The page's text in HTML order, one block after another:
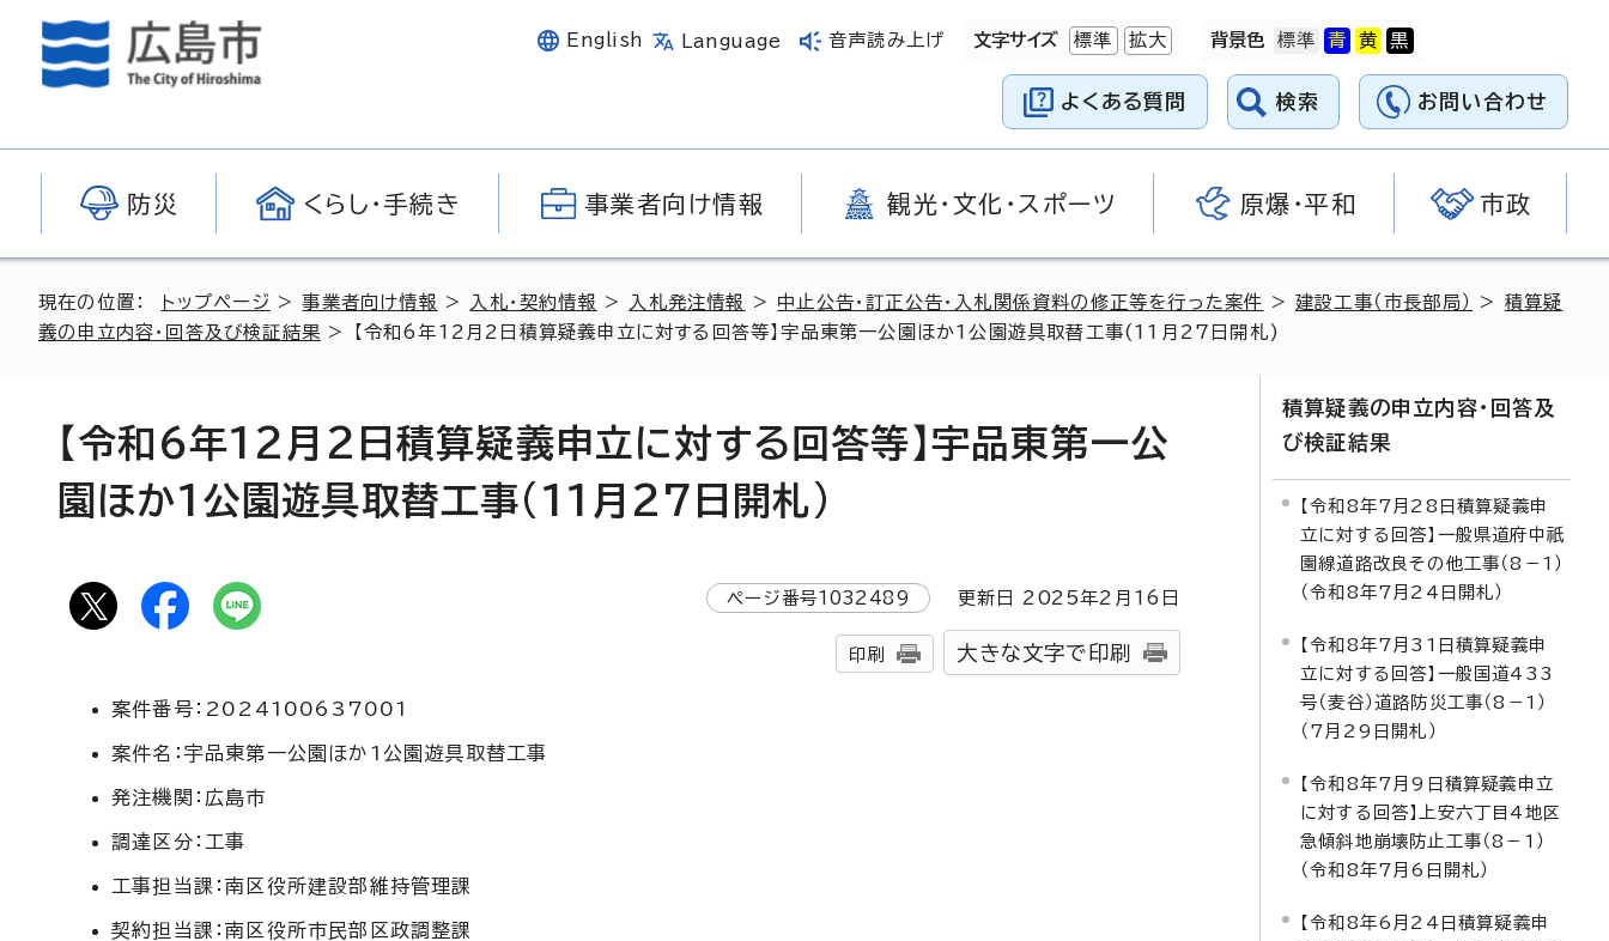
English Language 音声読み上げ 文字サイズ 標準 拡大 背景色
よくある質問 検索 お問い合わせ
防災 くらし・手続き 事業者向け情報 観光・文化・スポーツ 原爆・平和 市政
現在の位置： トップページ >事業者向け情報 > 入札・契約情報 > 入札発注情報 > 中止公告・訂正公告・入札関係資料の修正等を行った案件 >建設工事（市長部局） > 積算疑
義の申立内容・回答及び検証結果 > 【令和6年12月2日積算疑義申立に対する回答等】宇品東第一公園ほか1公園遊具取替工事(11月27日開札)
【令和6年12月2日積算疑義申立に対する回答等】宇品東第一公
園ほか1公園遊具取替工事(11月27日開札)
ページ番号1032489 更新日 2025年2月 16 日
印刷 大きな文字で印刷
案件番号：2024100637001
案件名：宇品東第一公園ほか1公園遊具取替工事
発注機関：広島市
調達区分：工事
工事担当課：南区役所建設部維持管理課
契約担当課：南区役所市民部区政調整課
積算疑義の申立内容・回答及
び検証結果
【令和8年7月28日積算疑義申
立に対する回答】一般県道府中祇
園線道路改良その他工事（8－1）
（令和8年7月24日開札）
【令和8年7月31日積算疑義申
立に対する回答】一般国道433
号（麦谷）道路防災工事（8－1）
（7月29日開札）
【令和8年7月9日積算疑義申立
に対する回答】上安六丁目4地区
急傾斜地崩壊防止工事（8－1）
（令和8年7月6日開札）
【令和8年6月24日積算疑義申